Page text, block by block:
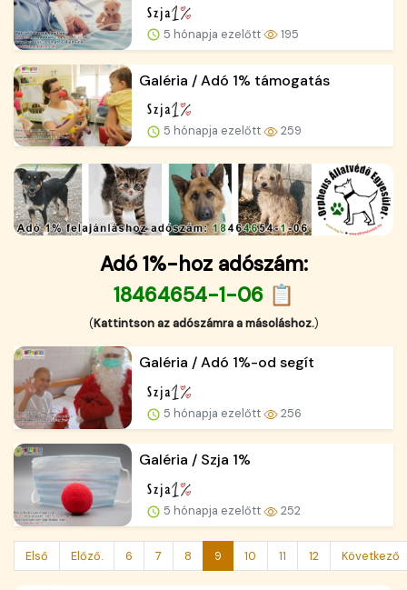
5 hónapja ezelőtt 195
Galéria / Adó 1% támogatás
5 hónapja ezelőtt 259
Adó 1%-hoz adószám:
18464654-1-06 📋
(Kattintson az adószámra a másoláshoz.)
Galéria / Adó 1%-od segít
5 hónapja ezelőtt 256
Galéria / Szja 1%
5 hónapja ezelőtt 252
Első Előző. 6 7 8 9 10 11 12 Következő